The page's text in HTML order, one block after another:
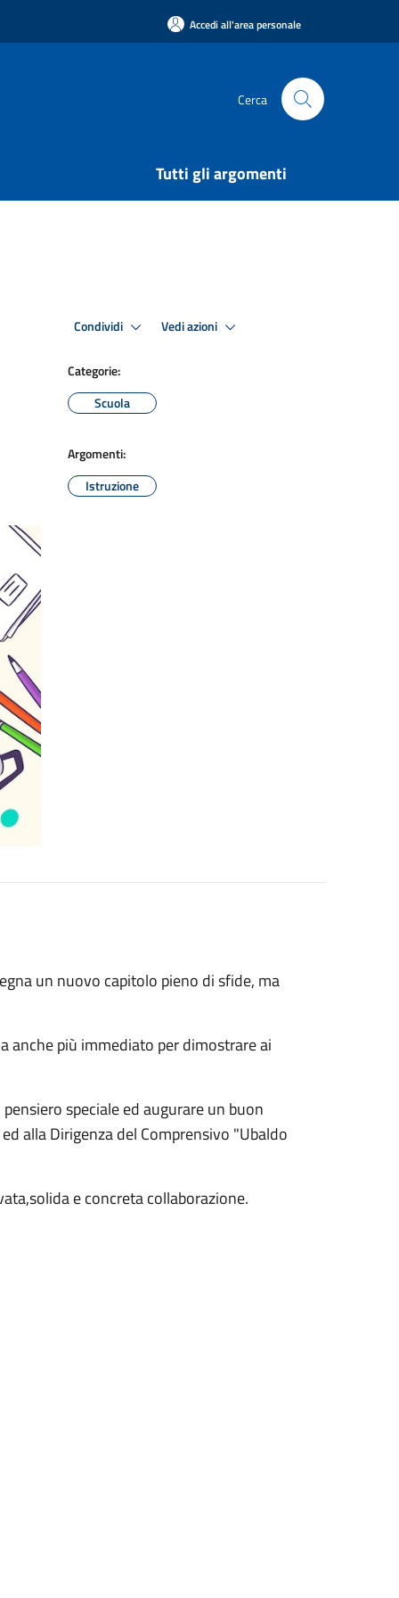
Accedi all'area personale
Cerca
Tutti gli argomenti
Condividi Vedi azioni
Categorie:
Scuola
Argomenti:
Istruzione
un nuovo capitolo pieno di sfide, ma
anche più immediato per dimostrare ai
speciale ed augurare un buon
alla Dirigenza del Comprensivo "Ubaldo
e concreta collaborazione.